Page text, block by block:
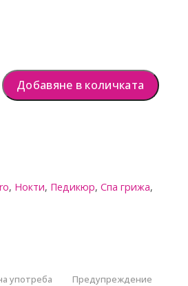
Добавяне в количката
, Нокти, Педикюр,Спа грижа,
употреба
Предупреждение